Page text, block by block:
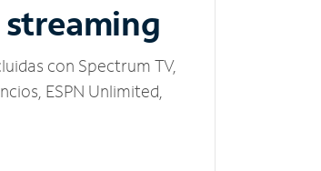
con Spectrum TV,
ESPN Unlimited,